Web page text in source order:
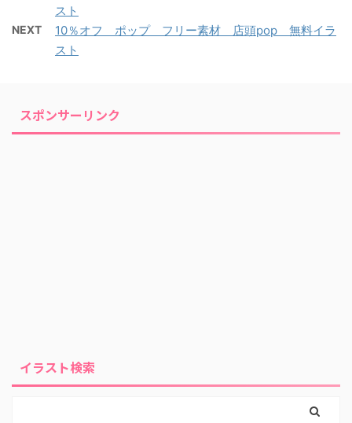
スト
NEXT
10％オフ ポップ フリー素材 店頭pop 無料イラ
スト
スポンサーリンク
イラスト検索